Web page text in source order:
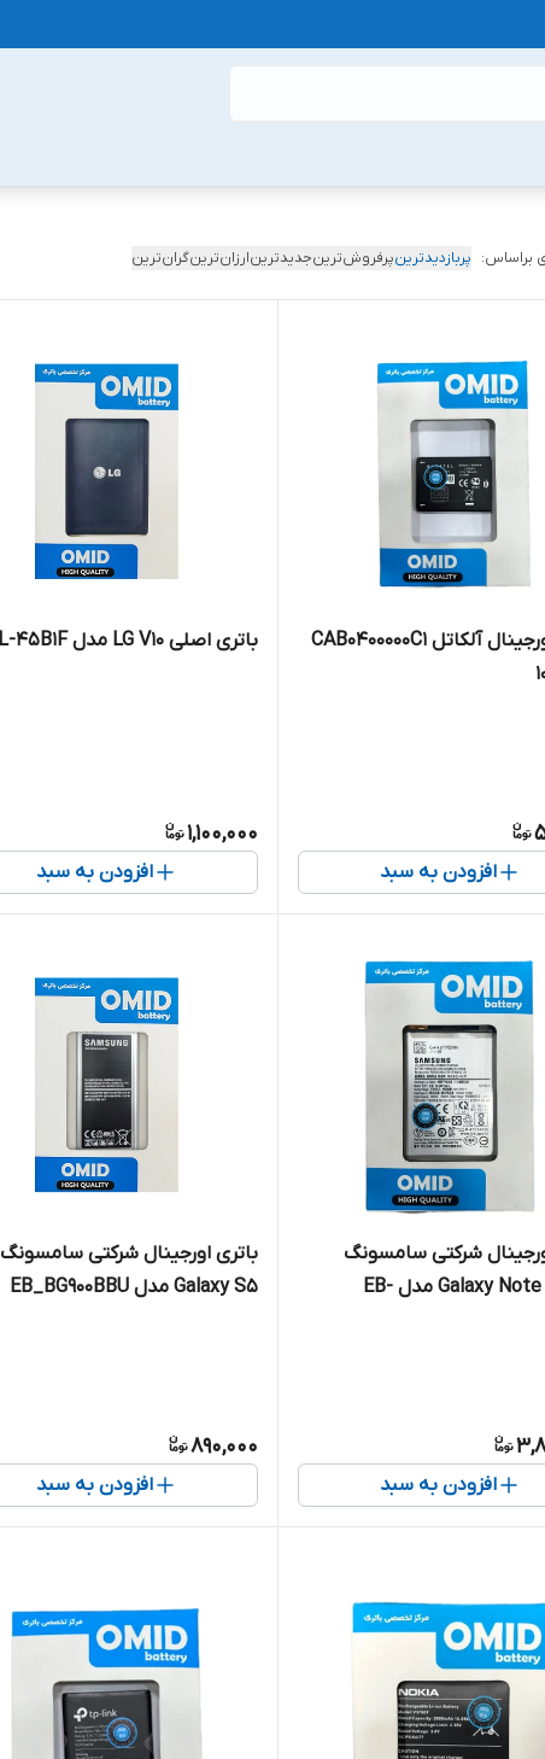
براساس: پربازدیدترینپرفروش‌ترینجدیدترینارزان‌ترینگران‌ترین
باتری اورجینال آلکاتل CAB0400000C1
افزودن به سبد
باتری اصلی LG V10 مدل BL-45B1F
1,100,000
افزودن به سبد
شرکتی سامسونگ
Galaxy Note 10 Plus مدل EB-
افزودن به سبد
باتری اورجینال شرکتی سامسونگ
Galaxy S5 مدل EB_BG900BBU
890,000
افزودن به سبد